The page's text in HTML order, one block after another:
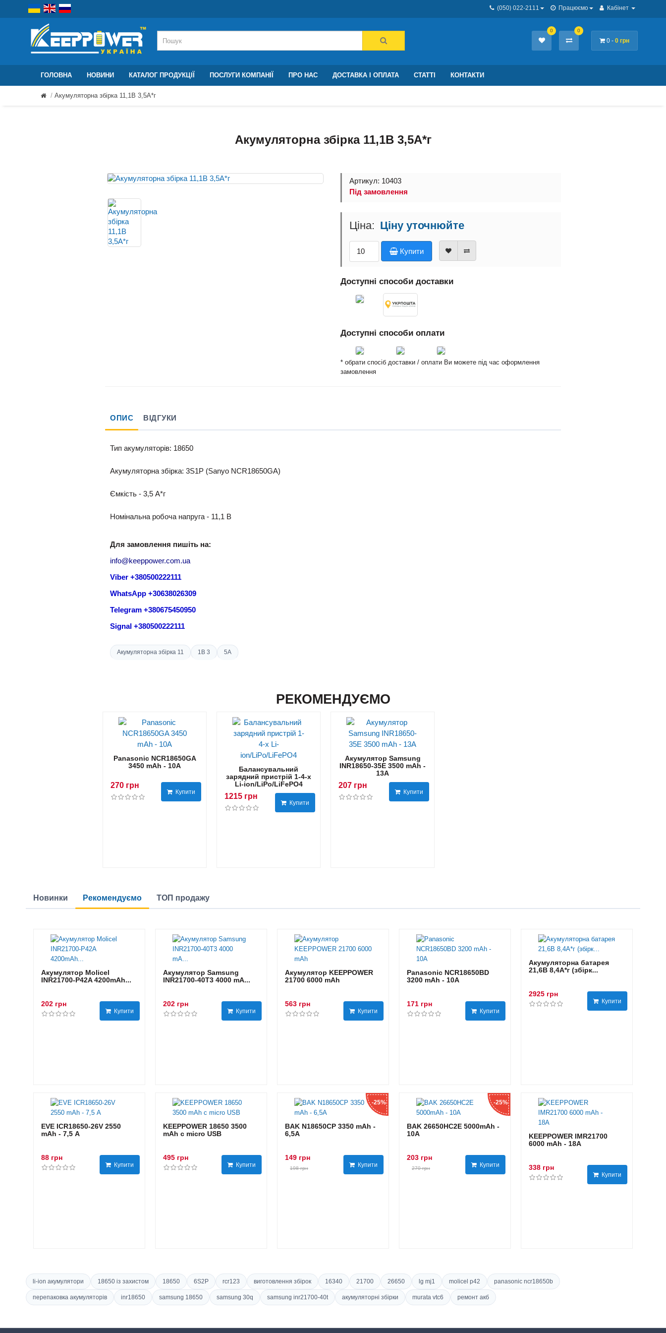
(050) 022-2111 Працюємо Кабінет
0 - 0 грн
0 0
ГОЛОВНА НОВИНИ КАТАЛОГ ПРОДУКЦІЇ ПОСЛУГИ КОМПАНІЇ ПРО НАС ДОСТАВКА І ОПЛАТА СТАТТІ КОНТАКТИ
Акумуляторна збірка 11,1В 3,5A*г
Акумуляторна збірка 11,1В 3,5A*г
Артикул: 10403
Під замовлення
Ціну уточнюйте
Купити
Доступні способи доставки
Доступні способи оплати
* обрати спосіб доставки / оплати Ви можете під час оформлення
замовлення
ОПИС ВІДГУКИ
Тип акумуляторів: 18650
Акумуляторна збірка: 3S1P (Sanyo NCR18650GA)
Ємкість - 3,5 A*г
Номінальна робоча напруга - 11,1 B
Для замовлення пишіть на:
info@keeppower.com.ua
Viber +380500222111
WhatsApp +30638026309
Telegram +380675450950
Signal +380500222111
Акумуляторна збірка 11 1В 3 5A
РЕКОМЕНДУЄМО
Panasonic NCR18650GA
3450 mAh - 10А
270 грн
Купити
Балансувальний
зарядний пристрій 1-4-х
Li-ion/LiPo/LiFePO4
1215 грн
Купити
Акумулятор Samsung
INR18650-35E 3500 mAh -
13А
207 грн
Купити
Новинки Рекомендуємо ТОП продажу
Акумулятор Molicel
INR21700-P42A 4200mAh...
202 грн
Купити
Акумулятор Samsung
INR21700-40T3 4000 mA...
202 грн
Купити
Акумулятор KEEPPOWER
21700 6000 mAh
563 грн
Купити
Panasonic NCR18650BD
3200 mAh - 10А
171 грн
Купити
Акумуляторна батарея
21,6В 8,4A*г (збірк...
2925 грн
Купити
EVE ICR18650-26V 2550
mAh - 7,5 А
88 грн
Купити
KEEPPOWER 18650 3500
mAh с micro USB
495 грн
Купити
-25%
BAK N18650CP 3350 mAh -
6,5А
149 грн
198 грн Купити
-25%
BAK 26650HC2E 5000mAh -
10А
203 грн
270 грн Купити
KEEPPOWER IMR21700
6000 mAh - 18А
338 грн
Купити
li-ion акумулятори 18650 із захистом 18650 6S2P rcr123 виготовлення збірок 16340 21700 26650 lg mj1 molicel p42 panasonic ncr18650b
перепаковка акумуляторів inr18650 samsung 18650 samsung 30q samsung inr21700-40t акумуляторні збірки murata vtc6 ремонт акб